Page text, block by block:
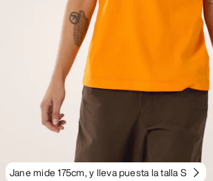
Jane mide 175cm, y lleva puesta la talla S